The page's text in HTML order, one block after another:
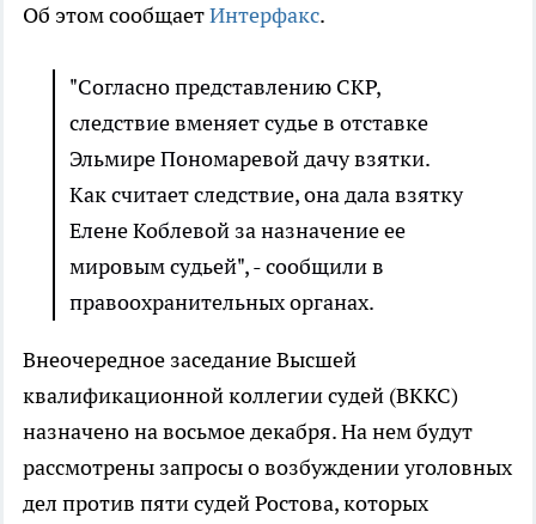
Об этом сообщаетИнтерфакс.
"Согласно представлению СКР,
следствие вменяет судье в отставке
Эльмире Пономаревой дачу взятки.
Как считает следствие, она дала взятку
Елене Коблевой за назначение ее
мировым судьей", - сообщили в
правоохранительных органах.
Внеочередное заседание Высшей
квалификационной коллегии судей (ВККС)
назначено на восьмое декабря. На нем будут
рассмотрены запросы о возбуждении уголовных
дел против пяти судей Ростова, которых